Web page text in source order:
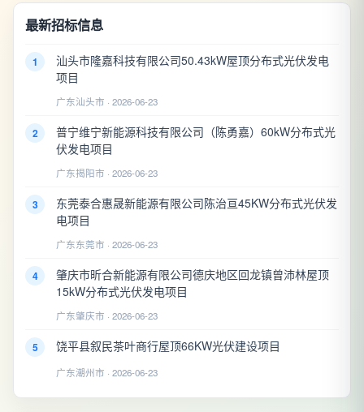
最新招标信息
1
汕头市隆嘉科技有限公司50.43kW屋顶分布式光伏发电
项目
广东汕头市 · 2026-06-23
2
普宁维宁新能源科技有限公司（陈勇嘉）60kW分布式光
伏发电项目
广东揭阳市 · 2026-06-23
3
东莞泰合惠晟新能源有限公司陈治亘45KW分布式光伏发
电项目
广东东莞市 · 2026-06-23
4
肇庆市昕合新能源有限公司德庆地区回龙镇曾沛林屋顶
15kW分布式光伏发电项目
广东肇庆市 · 2026-06-23
5 饶平县叙民茶叶商行屋顶66KW光伏建设项目
广东潮州市 · 2026-06-23